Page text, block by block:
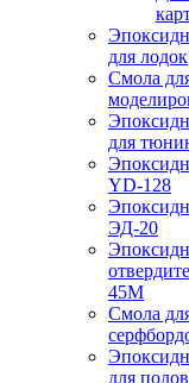
для лодок
Смола
для
YD-128
ЭД-20
45М
Смола
для полов